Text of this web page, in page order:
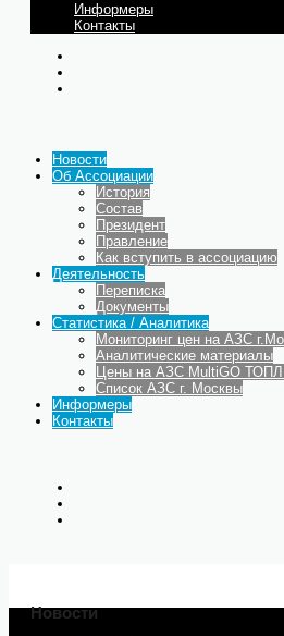
Информеры
Контакты
Новости
Об Ассоциации
История
Состав
Президент
Правление
Как вступить в ассоциацию
Деятельность
Переписка
Документы
Статистика / Аналитика
Мониторинг цен на АЗС
Аналитические материалы
Цены на АЗС MultiGO
Список АЗС г. Москвы
Информеры
Контакты
Новости